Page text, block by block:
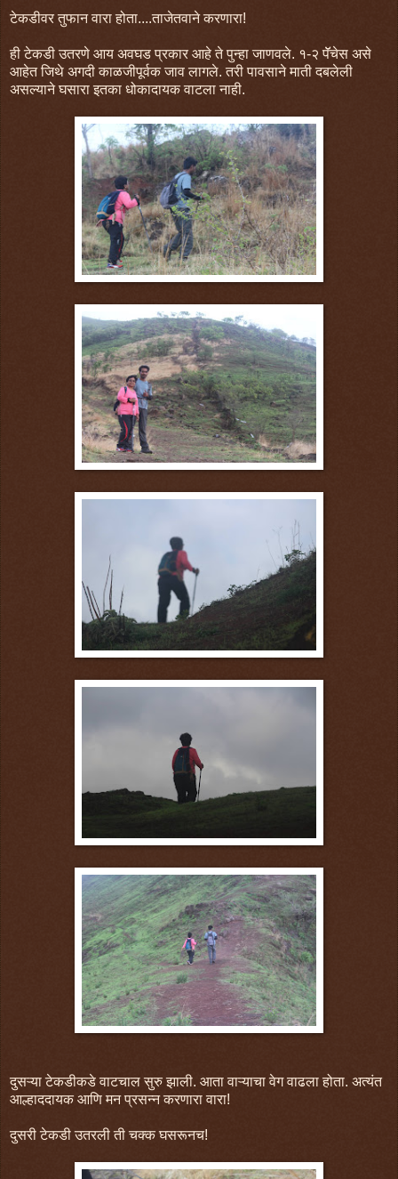
टेकडीवर तुफान वारा होता....ताजेतवाने करणारा!
ही टेकडी उतरणे आय अवघड प्रकार आहे ते पुन्हा जाणवले. १-२ पॅॅचेस असे
आहेत जिथे अगदी काळजीपूर्वक जाव लागले. तरी पावसाने माती दबलेली
असल्याने घसारा इतका धोकादायक वाटला नाही.
दुसऱ्या टेकडीकडे वाटचाल सुरु झाली. आता वाऱ्याचा वेग वाढला होता. अत्यंत
आल्हाददायक आणि मन प्रसन्न करणारा वारा!
दुसरी टेकडी उतरली ती चक्क घसरूनच!